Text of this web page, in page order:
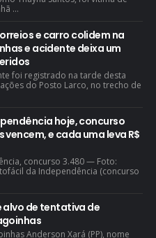
...
e carro colidem na
e acidente deixa um
foi registrado na tarde desta
do Posto Larco, no trecho de
hoje, concurso
e cada uma leva R$
concurso 3.480 — Foto:
da Independência (concurso
alvo de tentativa de
Anderson Xará (PP), nome